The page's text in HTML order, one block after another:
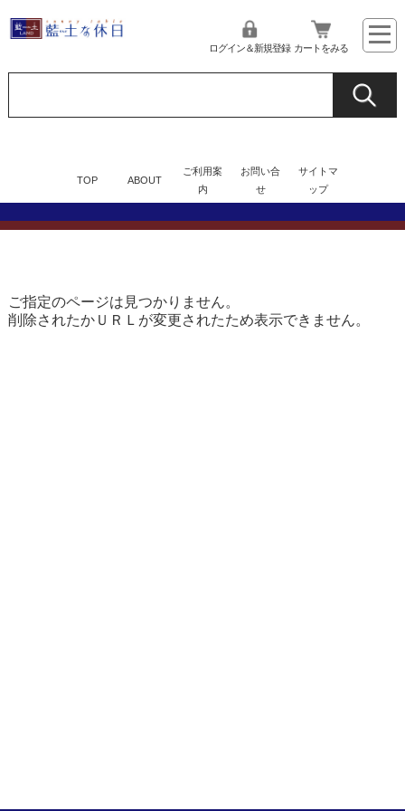
ログイン＆新規登録 カートをみる
TOP ABOUT
ご利用案
内
お問い合
せ
サイトマ
ップ
ご指定のページは見つかりません。
削除されたかＵＲＬが変更されたため表示できません。